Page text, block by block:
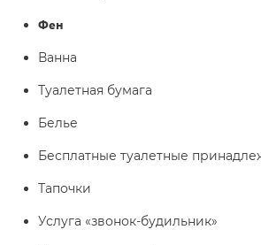
Фен
Ванна
Туалетная бумага
Белье
Бесплатные туалетные
Тапочки
Услуга «звонок-будильник»